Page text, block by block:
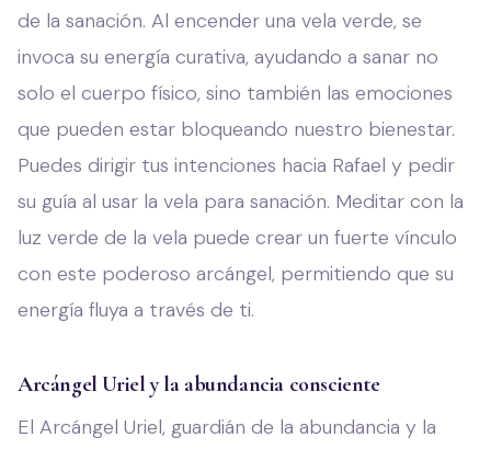
de la sanación. Al encender una vela verde, se
invoca su energía curativa, ayudando a sanar no
solo el cuerpo físico, sino también las emociones
que pueden estar bloqueando nuestro bienestar.
Puedes dirigir tus intenciones hacia Rafael y pedir
su guía al usar la vela para sanación. Meditar con la
luz verde de la vela puede crear un fuerte vínculo
con este poderoso arcángel, permitiendo que su
energía fluya a través de ti.
Arcángel Uriel y la abundancia consciente
El Arcángel Uriel, guardián de la abundancia y la